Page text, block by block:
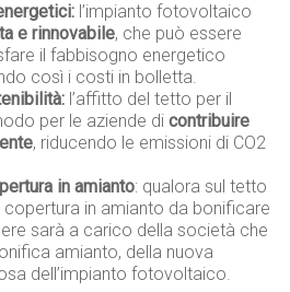
l’impianto fotovoltaico
e rinnovabile, che può essere
il fabbisogno energetico
così i costi in bolletta.
l’affitto del tetto per il
per le aziende dicontribuire
, riducendo le emissioni di CO2
in amianto: qualora sul tetto
in amianto da bonificare
sarà a carico della società che
amianto, della nuova
dell’impianto fotovoltaico.